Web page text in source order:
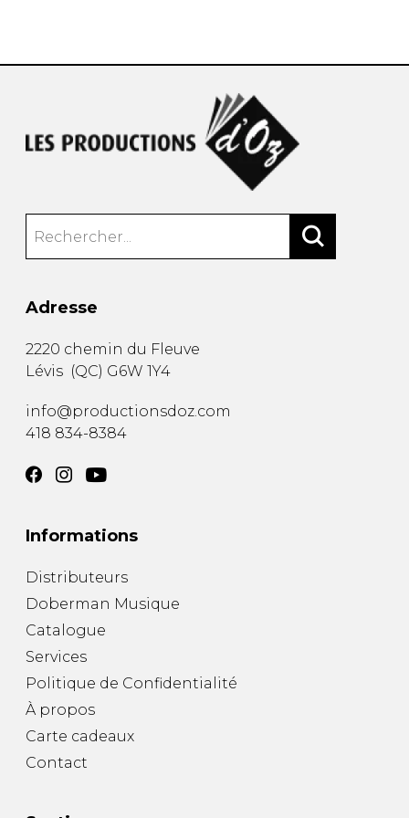
Adresse
2220 chemin du Fleuve
Lévis (QC) G6W 1Y4
info@productionsdoz.com
418 834-8384
Informations
Distributeurs
Doberman Musique
Catalogue
Services
Politique de Confidentialité
À propos
Carte cadeaux
Contact